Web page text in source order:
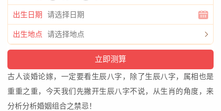
出生日期
出生地点
古人谈婚论嫁，一定要看生辰八字，除了生辰八字，属相也是
重重之重，今天我们先撇开生辰八字不说，从生肖的角度，来
分析分析婚姻组合之禁忌！